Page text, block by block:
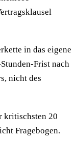
in das eigene
Frist nach
nicht des
kritischsten 20
Fragebogen.